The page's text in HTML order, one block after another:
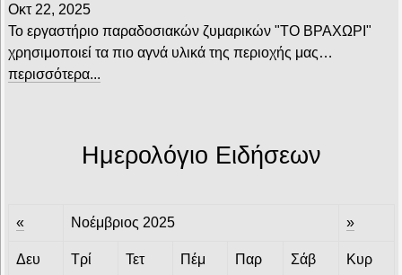
Οκτ 22, 2025
Το εργαστήριο παραδοσιακών ζυμαρικών "ΤΟ ΒΡΑΧΩΡΙ"
χρησιμοποιεί τα πιο αγνά υλικά της περιοχής μας…
περισσότερα...
Ημερολόγιο Ειδήσεων
« Νοέμβριος 2025 »
Δευ Τρί Τετ Πέμ Παρ Σάβ Κυρ